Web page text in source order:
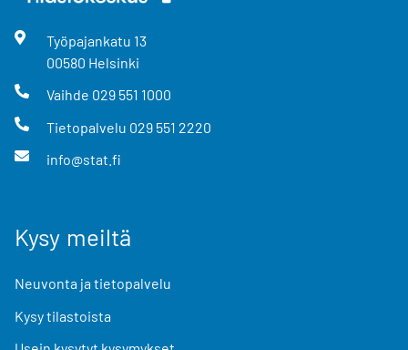
Työpajankatu 13
00580 Helsinki
Vaihde 029 551 1000
Tietopalvelu 029 551 2220
info@stat.fi
Kysy meiltä
Neuvonta ja tietopalvelu
Kysy tilastoista